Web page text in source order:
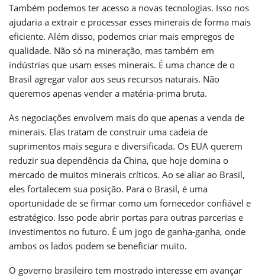
Também podemos ter acesso a novas tecnologias. Isso nos
ajudaria a extrair e processar esses minerais de forma mais
eficiente. Além disso, podemos criar mais empregos de
qualidade. Não só na mineração, mas também em
indústrias que usam esses minerais. É uma chance de o
Brasil agregar valor aos seus recursos naturais. Não
queremos apenas vender a matéria-prima bruta.
As negociações envolvem mais do que apenas a venda de
minerais. Elas tratam de construir uma cadeia de
suprimentos mais segura e diversificada. Os EUA querem
reduzir sua dependência da China, que hoje domina o
mercado de muitos minerais críticos. Ao se aliar ao Brasil,
eles fortalecem sua posição. Para o Brasil, é uma
oportunidade de se firmar como um fornecedor confiável e
estratégico. Isso pode abrir portas para outras parcerias e
investimentos no futuro. É um jogo de ganha-ganha, onde
ambos os lados podem se beneficiar muito.
O governo brasileiro tem mostrado interesse em avançar